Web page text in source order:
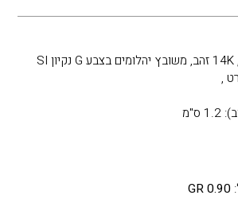
תליון יהלומים מגן דוד, 14K זהב, משובץ יהלומים בצבע G נקיון SI
0.90 GR